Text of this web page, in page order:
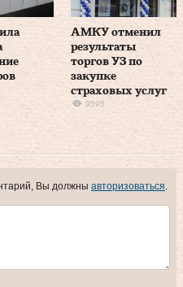
АМКУ отменил
результаты
торгов УЗ по
закупке
страховых услуг
9595
Вы должны авторизоваться.